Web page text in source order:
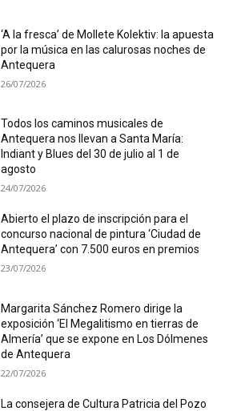
‘A la fresca’ de Mollete Kolektiv: la apuesta
por la música en las calurosas noches de
Antequera
26/07/2026
Todos los caminos musicales de
Antequera nos llevan a Santa María:
Indiant y Blues del 30 de julio al 1 de
agosto
24/07/2026
Abierto el plazo de inscripción para el
concurso nacional de pintura ‘Ciudad de
Antequera’ con 7.500 euros en premios
23/07/2026
Margarita Sánchez Romero dirige la
exposición ‘El Megalitismo en tierras de
Almería’ que se expone en Los Dólmenes
de Antequera
22/07/2026
La consejera de Cultura Patricia del Pozo